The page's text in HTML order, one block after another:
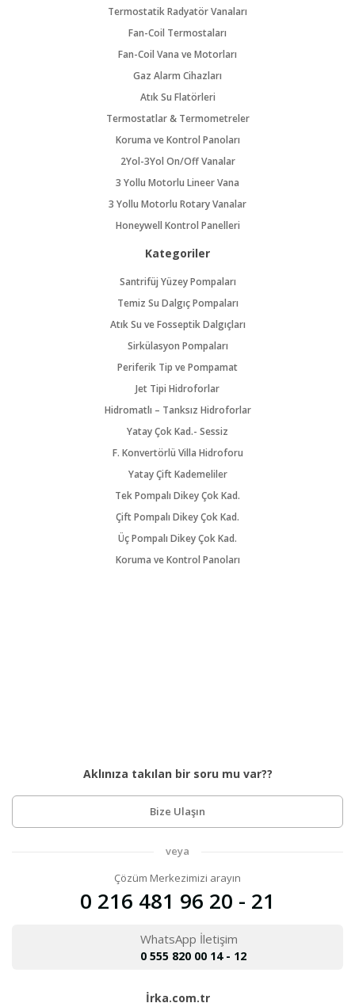
Termostatik Radyatör Vanaları
Fan-Coil Termostaları
Fan-Coil Vana ve Motorları
Gaz Alarm Cihazları
Atık Su Flatörleri
Termostatlar & Termometreler
Koruma ve Kontrol Panoları
2Yol-3Yol On/Off Vanalar
3 Yollu Motorlu Lineer Vana
3 Yollu Motorlu Rotary Vanalar
Honeywell Kontrol Panelleri
Kategoriler
Santrifüj Yüzey Pompaları
Temiz Su Dalgıç Pompaları
Atık Su ve Fosseptik Dalgıçları
Sirkülasyon Pompaları
Periferik Tip ve Pompamat
Jet Tipi Hidroforlar
Hidromatlı – Tanksız Hidroforlar
Yatay Çok Kad.- Sessiz
F. Konvertörlü Villa Hidroforu
Yatay Çift Kademeliler
Tek Pompalı Dikey Çok Kad.
Çift Pompalı Dikey Çok Kad.
Üç Pompalı Dikey Çok Kad.
Koruma ve Kontrol Panoları
Aklınıza takılan bir soru mu var??
Bize Ulaşın
veya
Çözüm Merkezimizi arayın
0 216 481 96 20 - 21
WhatsApp İletişim
0 555 820 00 14 - 12
İrka.com.tr